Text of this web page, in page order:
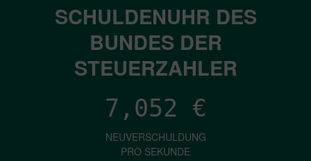
SCHULDENUHR DES
BUNDES DER
STEUERZAHLER
7,052 €
NEUVERSCHULDUNG
PRO SEKUNDE